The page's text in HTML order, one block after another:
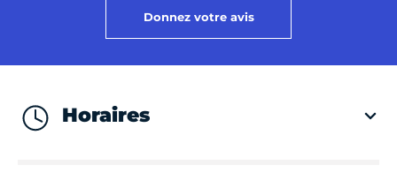
Donnez votre avis
Horaires